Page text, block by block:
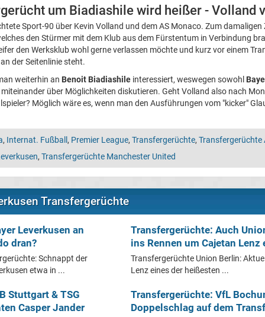
um Biadiashile wird heißer - Volland
Sport-90 über Kevin Volland und dem AS Monaco. Zum
den Stürmer mit dem Klub aus dem Fürstentum in Verbindung
den Werksklub wohl gerne verlassen möchte und kurz vor einem
der Seitenlinie steht.
weiterhin an Benoit Biadiashile interessiert, weswegen sowohl
miteinander über Möglichkeiten diskutieren. Geht Volland also nach
Möglich wäre es, wenn man den Ausführungen vom "kicker"
, Internat. Fußball, Premier League, Transfergerüchte, Transfergerüchte
, Transfergerüchte Manchester United
Transfergerüchte
Leverkusen an
dran?
Schnappt der
etwa in ...
Transfergerüchte: Auch
ins Rennen um Cajetan Lenz
Transfergerüchte Union Berlin:
Lenz eines der heißesten ...
Stuttgart & TSG
Casper Jander
Transfergerüchte: VfL
Doppelschlag auf dem